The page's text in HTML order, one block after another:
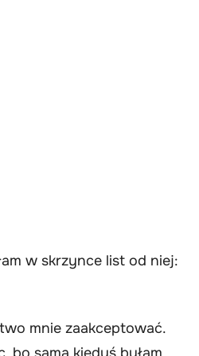
w skrzynce list od niej:
mnie zaakceptować.